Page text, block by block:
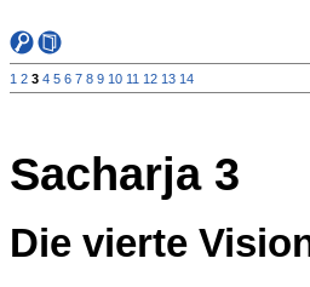
1 2 3 4 5 6 7 8 9 10 11 12 13 14
Sacharja 3
Die vierte